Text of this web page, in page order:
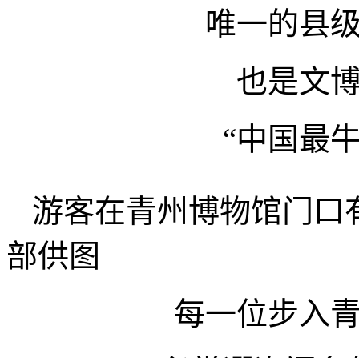
唯一的县
也是文
“中国最
游客在青州博物馆门口
部供图
每一位步入